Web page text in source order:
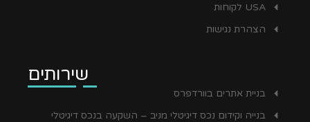
USA לקוחות
הצהרת נגישות
שירותים
בניית אתרים בוורדפרס
בנייה וקידום נכס דיגיטלי מניב – השקעה בנכס דיגיטלי